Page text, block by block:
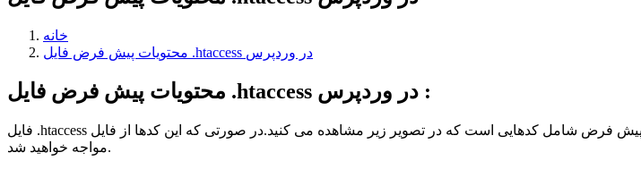
خانه
محتویات پیش فرض فایل .htaccess در وردپرس
محتویات پیش فرض فایل .htaccess در وردپرس :
فایل .htaccess در وردپرس به صورت پیش فرض شامل کدهایی است که در تصویر زیر مشاهده می کنید.در صورتی که این کدها از فایل .htaccess حذف شود صفحات داخلی سایت باز نخواهند شد و با ارور ۴۰۴
مواجه خواهید شد.